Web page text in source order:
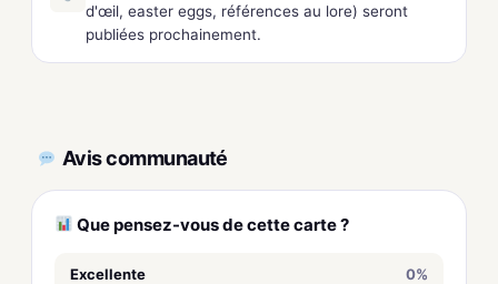
d'œil, easter eggs, références au lore) seront
publiées prochainement.
Avis communauté
Que pensez-vous de cette carte ?
Excellente 0%